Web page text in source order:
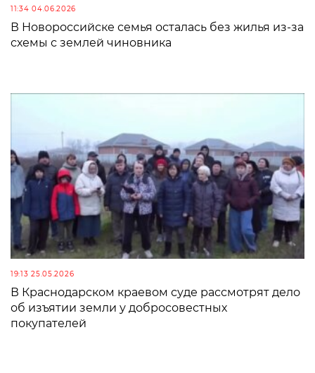
11:34 04.06.2026
В Новороссийске семья осталась без жилья из-за
схемы с землей чиновника
19:13 25.05.2026
В Краснодарском краевом суде рассмотрят дело
об изъятии земли у добросовестных
покупателей